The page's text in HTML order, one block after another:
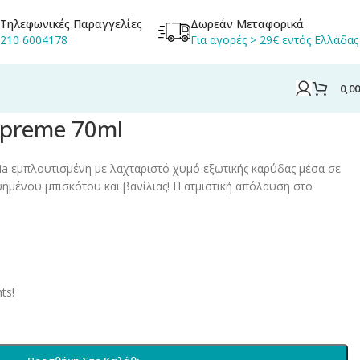
Τηλεφωνικές Παραγγελίες
210 6004178
Δωρεάν Μεταφορικά
Για αγορές > 29€ εντός
70ml
με λαχταριστό χυμό εξωτικής καρύδας μέσα σε
μπισκότου και βανίλιας! Η ατμιστική απόλαυση στο